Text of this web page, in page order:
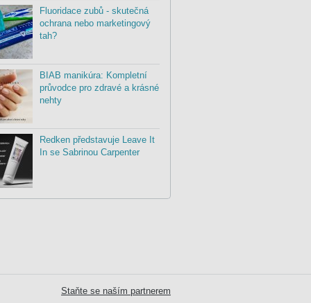
Fluoridace zubů - skutečná
ochrana nebo marketingový
tah?
BIAB manikúra: Kompletní
průvodce pro zdravé a krásné
nehty
Redken představuje Leave It
In se Sabrinou Carpenter
Staňte se naším partnerem